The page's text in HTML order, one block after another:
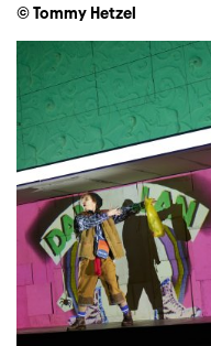
© Tommy Hetzel